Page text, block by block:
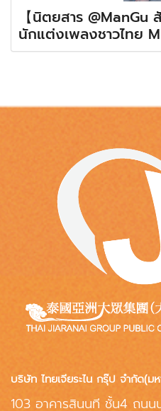
【นิตยสาร
นักแต่งเพลงชาวไทย
บริษัท ไทยเจียระไน กรุ๊ป จำกัด(ม
103 อาคารสินนที ชั้น4 ถน